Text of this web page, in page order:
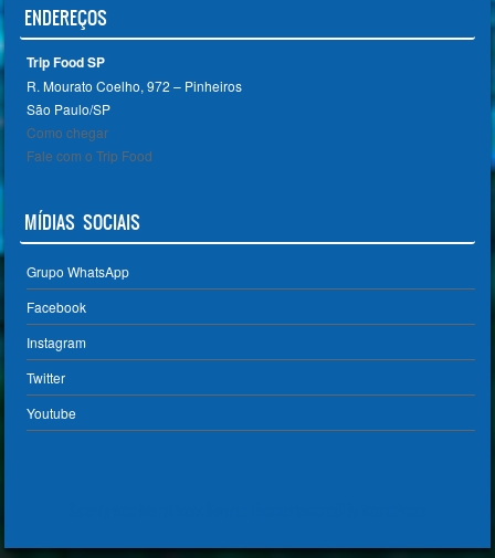
ENDEREÇOS
Trip Food SP
R. Mourato Coelho, 972 – Pinheiros
São Paulo/SP ‎
Como chegar
Fale com o Trip Food
MÍDIAS SOCIAIS
Grupo WhatsApp
Facebook
Instagram
Twitter
Youtube